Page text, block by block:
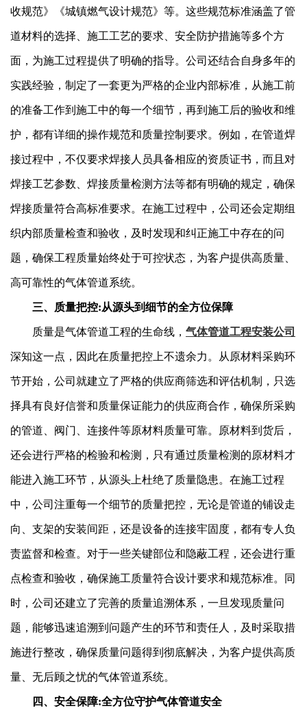
收规范》《城镇燃气设计规范》等。这些规范标准涵盖了管
道材料的选择、施工工艺的要求、安全防护措施等多个方
面，为施工过程提供了明确的指导。公司还结合自身多年的
实践经验，制定了一套更为严格的企业内部标准，从施工前
的准备工作到施工中的每一个细节，再到施工后的验收和维
护，都有详细的操作规范和质量控制要求。例如，在管道焊
接过程中，不仅要求焊接人员具备相应的资质证书，而且对
焊接工艺参数、焊接质量检测方法等都有明确的规定，确保
焊接质量符合高标准要求。在施工过程中，公司还会定期组
织内部质量检查和验收，及时发现和纠正施工中存在的问
题，确保工程质量始终处于可控状态，为客户提供高质量、
高可靠性的气体管道系统。
三、质量把控:从源头到细节的全方位保障
质量是气体管道工程的生命线， 气体管道工程安装公司
深知这一点，因此在质量把控上不遗余力。从原材料采购环
节开始，公司就建立了严格的供应商筛选和评估机制，只选
择具有良好信誉和质量保证能力的供应商合作，确保所采购
的管道、阀门、连接件等原材料质量可靠。原材料到货后，
还会进行严格的检验和检测，只有通过质量检测的原材料才
能进入施工环节，从源头上杜绝了质量隐患。在施工过程
中，公司注重每一个细节的质量把控，无论是管道的铺设走
向、支架的安装间距，还是设备的连接牢固度，都有专人负
责监督和检查。对于一些关键部位和隐蔽工程，还会进行重
点检查和验收，确保施工质量符合设计要求和规范标准。同
时，公司还建立了完善的质量追溯体系，一旦发现质量问
题，能够迅速追溯到问题产生的环节和责任人，及时采取措
施进行整改，确保质量问题得到彻底解决，为客户提供高质
量、无后顾之忧的气体管道系统。
四、安全保障:全方位守护气体管道安全